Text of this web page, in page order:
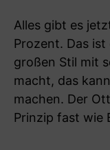
Alles gibt es
Prozent. Das
großen Stil mit
macht, das
machen. Der
Prinzip fast wie